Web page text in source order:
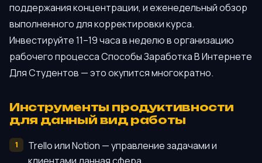
поддержания концентрации, и еженедельный обзор
выполненного для корректировки курса.
Инвестируйте 11–19 часа в неделю в организацию
рабочего процесса Способы Заработка В Интернете
Для Студентов — это окупится многократно.
Инструменты продуктивности
для данный вид работы
Trello или Notion — управление задачами и